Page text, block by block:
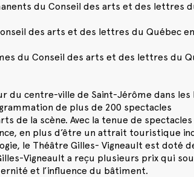
du Conseil des arts et des lettres
des arts et des lettres du Québec
du Conseil des arts et des lettres du
du centre-ville de Saint-Jérôme dans
de plus de 200 spectacles
de la scène. Avec la tenue de
en plus d’être un attrait touristique
le Théâtre Gilles- Vigneault est doté
Vigneault a reçu plusieurs prix qui
et l’influence du bâtiment.